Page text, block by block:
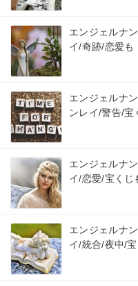
エンジェルナ
イ/奇跡/恋愛も
エンジェルナ
ンレイ/警告/宝
エンジェルナ
イ/恋愛/宝くじ
エンジェルナ
イ/統合/夜中/